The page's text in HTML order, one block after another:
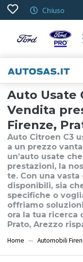
Chiuso
Auto Usate
Vendita
Firenze,
Auto Citroen C3
a un prezzo
un’auto usate
prestazioni, la
te. Con una
disponibili, sia
specifiche o
offriamo
ora la tua ricerca
Prato, Arezzo
Home Automobili